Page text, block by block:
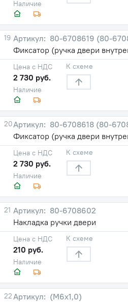
Наличие
19
80-6708619 (80-
Фиксатор (ручка двери
Наличие
Цена с НДС
2 730 руб.
К схеме
20
80-6708618 (80-
Фиксатор (ручка двери
Наличие
Цена с НДС
2 730 руб.
К схеме
21
80-6708602
Накладка ручки двери
Наличие
Цена с НДС
210 руб.
К схеме
22
(М6х1,0)